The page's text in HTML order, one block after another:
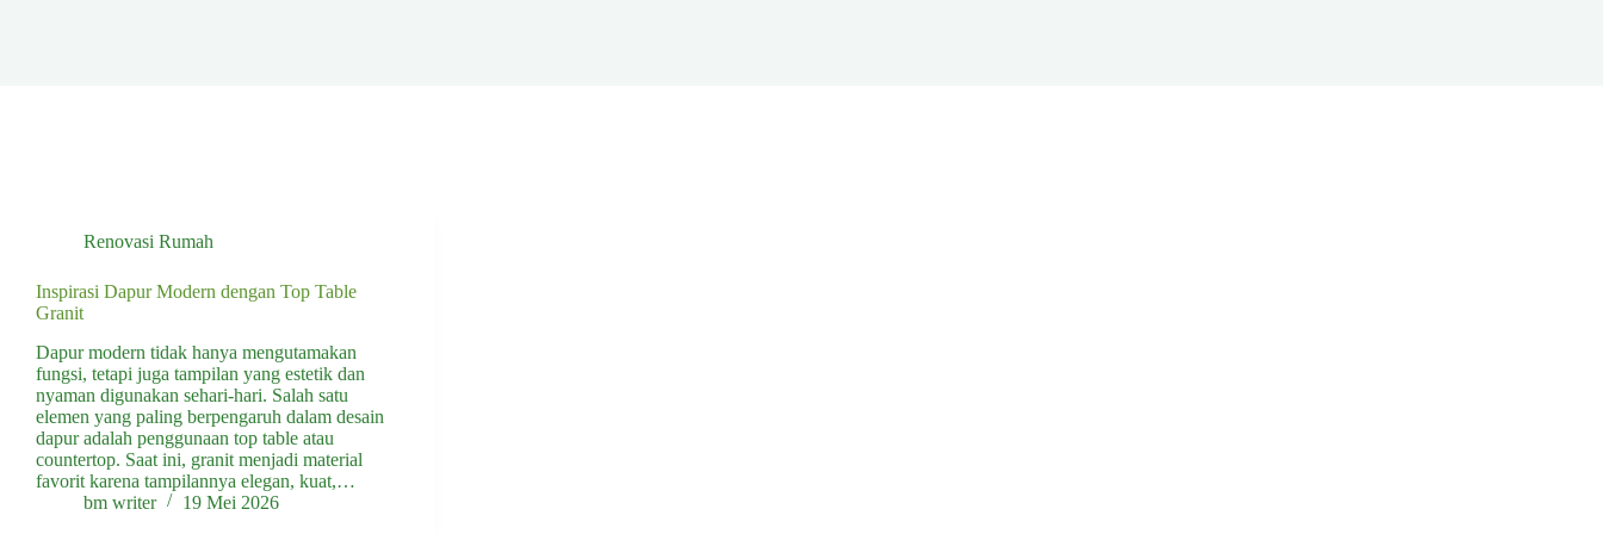
Renovasi Rumah
Inspirasi Dapur Modern dengan Top Table
Granit
Dapur modern tidak hanya mengutamakan
fungsi, tetapi juga tampilan yang estetik dan
nyaman digunakan sehari-hari. Salah satu
elemen yang paling berpengaruh dalam desain
dapur adalah penggunaan top table atau
countertop. Saat ini, granit menjadi material
favorit karena tampilannya elegan, kuat,…
bm writer
19 Mei 2026